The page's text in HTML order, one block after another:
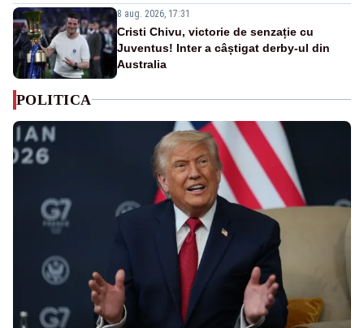
8 aug. 2026, 17:31
Cristi Chivu, victorie de senzație cu
Juventus! Inter a câștigat derby-ul din
Australia
POLITICA